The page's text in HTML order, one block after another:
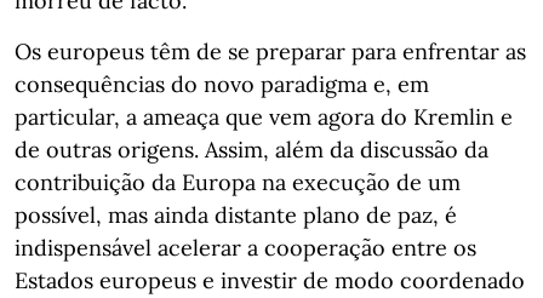
Os europeus têm de se preparar para enfrentar as
consequências do novo paradigma e, em
particular, a ameaça que vem agora do Kremlin e
de outras origens. Assim, além da discussão da
contribuição da Europa na execução de um
possível, mas ainda distante plano de paz, é
indispensável acelerar a cooperação entre os
Estados europeus e investir de modo coordenado